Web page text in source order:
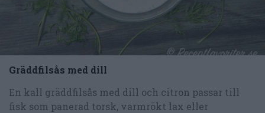
Gräddfilsås med dill
En kall gräddfilsås med dill och citron passar till
fisk som panerad torsk, varmrökt lax eller